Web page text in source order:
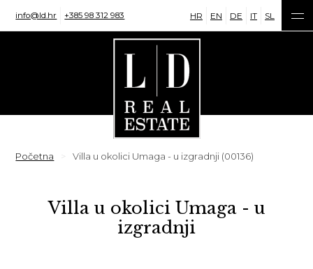
info@ld.hr +385 98 312 983 HR EN DE IT SL
Početna Villa u okolici Umaga - u izgradnji (00136)
Villa u okolici Umaga - u
izgradnji